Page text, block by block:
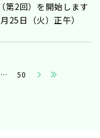
第2回）を開始します
25日（火）正午）
… 50